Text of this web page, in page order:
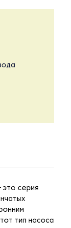
это серия
тип насоса